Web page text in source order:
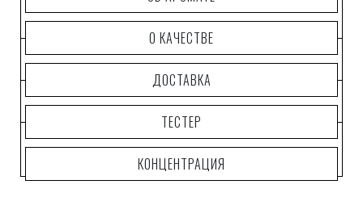
ценителей.
Известно, например, что сам Наполеон предпочитал
коньяк, производимый именно домомКурвуазье.
О КАЧЕСТВЕ
ДОСТАВКА
ТЕСТЕР
КОНЦЕНТРАЦИЯ